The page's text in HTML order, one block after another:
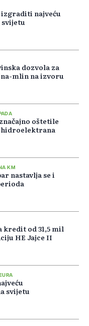
izgraditi najveću
dozvola za
mlin na izvoru
oštetile
hidroelektrana
KM
nastavlja se i
kredit od 31,5 mil
HE Jajce II
svijetu